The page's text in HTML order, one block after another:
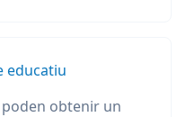
educatiu
obtenir un